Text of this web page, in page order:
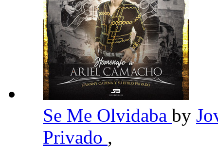
Se Me Olvidaba by
Privado ,